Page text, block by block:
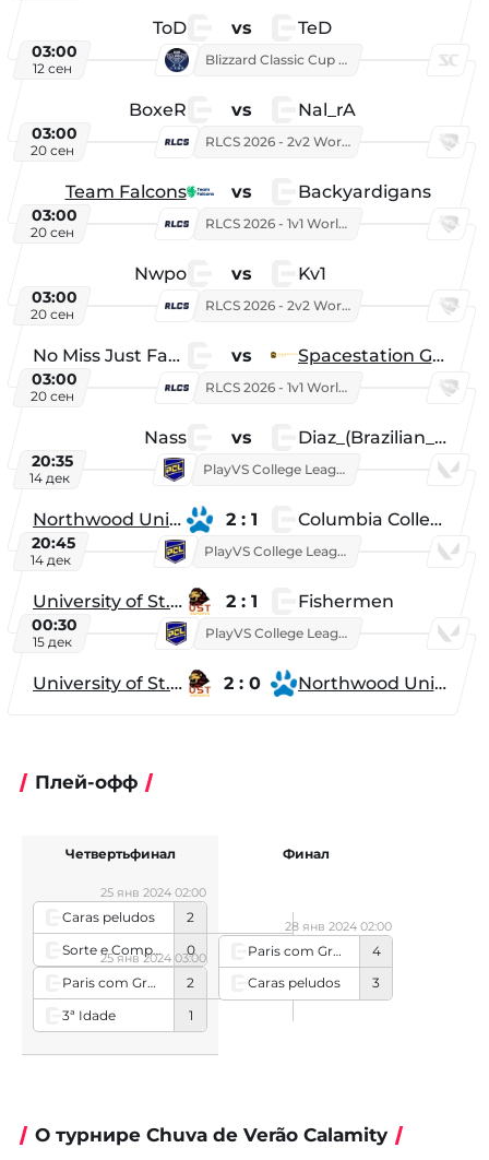
ToD vs TeD
03:00
12 сен
Blizzard Classic Cup 2026
BoxeR vs Nal_rA
03:00
20 сен
RLCS 2026 - 2v2 World Championship
Team Falcons vs Backyardigans
03:00
20 сен
RLCS 2026 - 1v1 World Championship
Nwpo vs Kv1
03:00
20 сен
RLCS 2026 - 2v2 World Championship
No Miss Just Fake vs Spacestation Gaming
03:00
20 сен
RLCS 2026 - 1v1 World Championship
Nass vs Diaz_(Brazilian_Player)
20:35
14 дек
PlayVS College League 2025: Fall
Northwood University 2 : 1 Columbia College
20:45
14 дек
PlayVS College League 2025: Fall
University of St. Thomas 2 : 1 Fishermen
00:30
15 дек
PlayVS College League 2025: Fall
University of St. Thomas 2 : 0 Northwood University
Плей-офф
Caras peludos
2
Sorte e Companhia
0
25 янв 2024 02:00
Paris com Grana
2
3ª Idade
1
25 янв 2024 03:00
Четвертьфинал
Paris com Grana
4
Caras peludos
3
28 янв 2024 02:00
Финал
О турнире Chuva de Verão Calamity